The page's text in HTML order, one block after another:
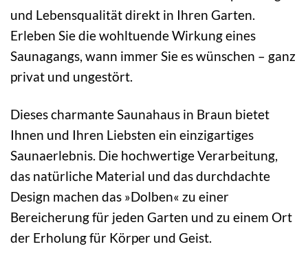
und Lebensqualität direkt in Ihren Garten.
Erleben Sie die wohltuende Wirkung eines
Saunagangs, wann immer Sie es wünschen – ganz
privat und ungestört.
Dieses charmante Saunahaus in Braun bietet
Ihnen und Ihren Liebsten ein einzigartiges
Saunaerlebnis. Die hochwertige Verarbeitung,
das natürliche Material und das durchdachte
Design machen das »Dolben« zu einer
Bereicherung für jeden Garten und zu einem Ort
der Erholung für Körper und Geist.